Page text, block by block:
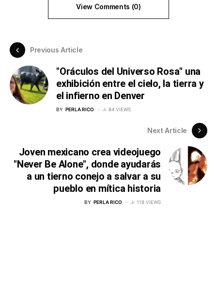
View Comments (0)
Previous Article
"Oráculos del Universo Rosa" una
exhibición entre el cielo, la tierra y
el infierno en Denver
BY PERLA RICO 84 VIEWS
Next Article
Joven mexicano crea videojuego
"Never Be Alone", donde ayudarás
a un tierno conejo a salvar a su
pueblo en mítica historia
BY PERLA RICO 118 VIEWS